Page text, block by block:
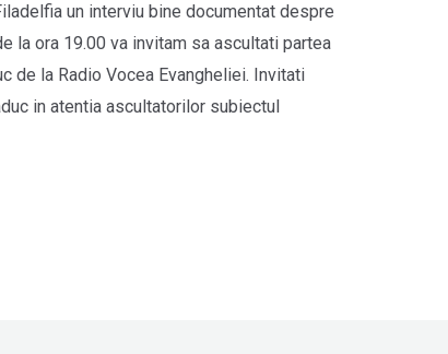
un interviu bine documentat despre
la ora 19.00 va invitam sa ascultati partea
de la Radio Vocea Evangheliei. Invitati
in atentia ascultatorilor subiectul